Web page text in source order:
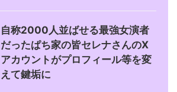
自称2000人並ばせる最強女演者
だったぱち家の皆セレナさんのX
アカウントがプロフィール等を変
えて鍵垢に